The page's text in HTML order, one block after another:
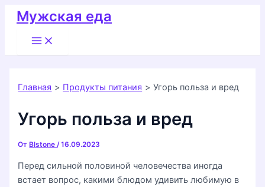
Перейти
содержимому
Мужская еда
Main
Menu
Главная Продукты питания Угорь польза и вред
Угорь польза и вред
От Blstone/16.09.2023
Перед сильной половиной человечества иногда
встает вопрос, какими блюдом удивить любимую в